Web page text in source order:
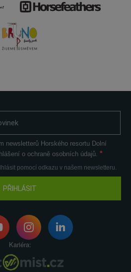
PŘIHLÁSIT
newsletterů Horského resortu Dolní
o ochraně osobních údajů.
pomocí odkazu v našem newsletteru.
Kariéra: